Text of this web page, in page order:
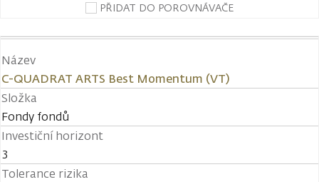
PŘIDAT DO POROVNÁVAČE
Název
C-QUADRAT ARTS Best Momentum (VT)
Složka
Fondy fondů
Investiční horizont
3
Tolerance rizika